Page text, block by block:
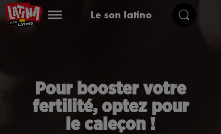
Le son latino
Pour booster votre
fertilité, optez pour
le caleçon !